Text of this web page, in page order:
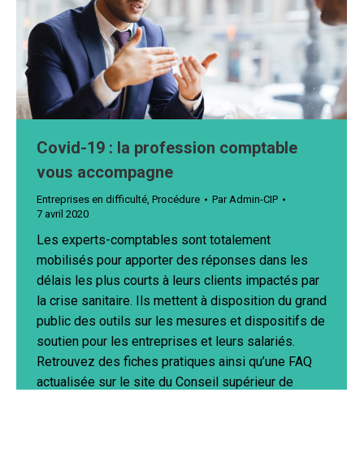
Covid-19 : la profession comptable
vous accompagne
Entreprises en difficulté, Procédure ParAdmin-CIP
7 avril 2020
Les experts-comptables sont totalement
mobilisés pour apporter des réponses dans les
délais les plus courts à leurs clients impactés par
la crise sanitaire. Ils mettent à disposition du grand
public des outils sur les mesures et dispositifs de
soutien pour les entreprises et leurs salariés.
Retrouvez des fiches pratiques ainsi qu’une FAQ
actualisée sur le site du Conseil supérieur de